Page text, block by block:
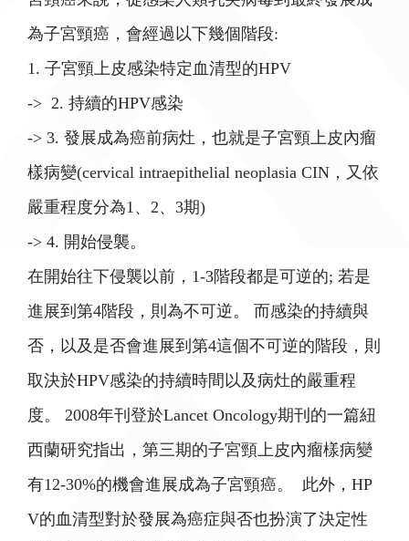
為子宮頸癌，會經過以下幾個階段:
1. 子宮頸上皮感染特定血清型的HPV
-> 2. 持續的HPV感染
-> 3. 發展成為癌前病灶，也就是子宮頸上皮內瘤
樣病變(cervical intraepithelial neoplasia CIN，又依
嚴重程度分為1、2、3期)
-> 4. 開始侵襲。
在開始往下侵襲以前，1-3階段都是可逆的; 若是
進展到第4階段，則為不可逆。 而感染的持續與
否，以及是否會進展到第4這個不可逆的階段，則
取決於HPV感染的持續時間以及病灶的嚴重程
度。 2008年刊登於Lancet Oncology期刊的一篇紐
西蘭研究指出，第三期的子宮頸上皮內瘤樣病變
有12-30%的機會進展成為子宮頸癌。 此外，HP
V的血清型對於發展為癌症與否也扮演了決定性